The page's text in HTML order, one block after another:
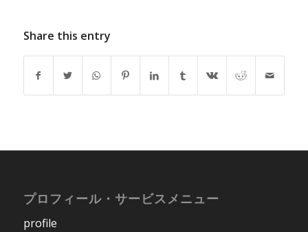
Share this entry
プロフィール・サービスメニュー
profile